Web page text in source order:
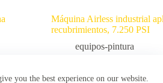
you the best experience on our website.
Máquina Airless industrial
recubrimientos, 7.250 PSI
equipos-pintura